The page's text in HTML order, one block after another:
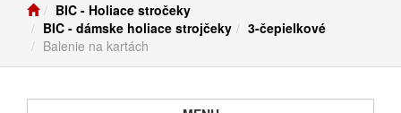
BIC - Holiace stročeky
BIC - dámske holiace strojčeky
3-čepielkové
Balenie na kartách